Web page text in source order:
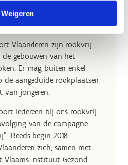
Weigeren
Vlaanderen zijn rookvrij.
gebouwen van het
Er mag buiten enkel
de aangeduide rookplaatsen
van jongeren.
iedereen bij ons rookvrij.
van de campagne
Reeds begin 2018
zich, samen met
Vlaams Instituut Gezond